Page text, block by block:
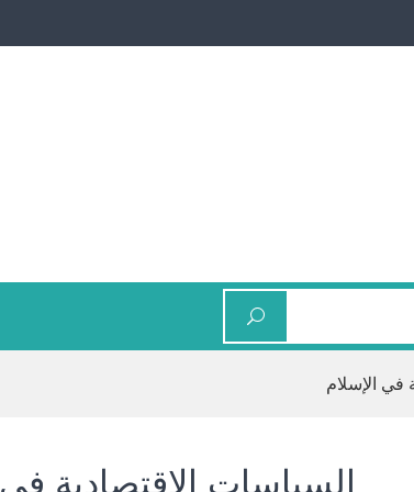
في الإسلام
السياسات الاقتصادية في